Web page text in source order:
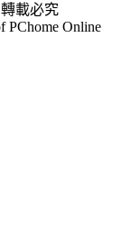
載必究
PChome Online